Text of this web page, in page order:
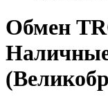
Обмен